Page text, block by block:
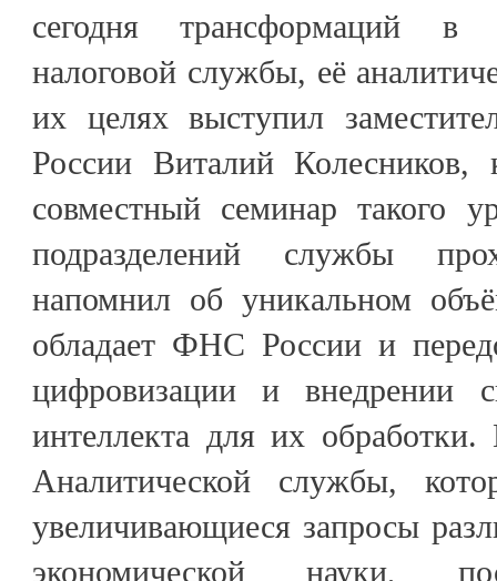
сегодня трансформаций в
налоговой службы, её
их целях выступил
России Виталий Колесников,
совместный семинар такого
подразделений службы
напомнил об уникальном
обладает ФНС России и
цифровизации и внедрении
интеллекта для их
Аналитической службы,
увеличивающиеся запросы
экономической науки,